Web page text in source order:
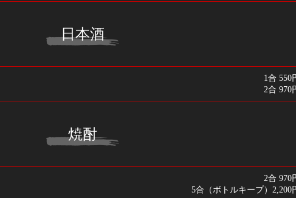
日本酒
1合 550
2合 970
焼酎
2合 970
5合（ボトルキープ）2,200